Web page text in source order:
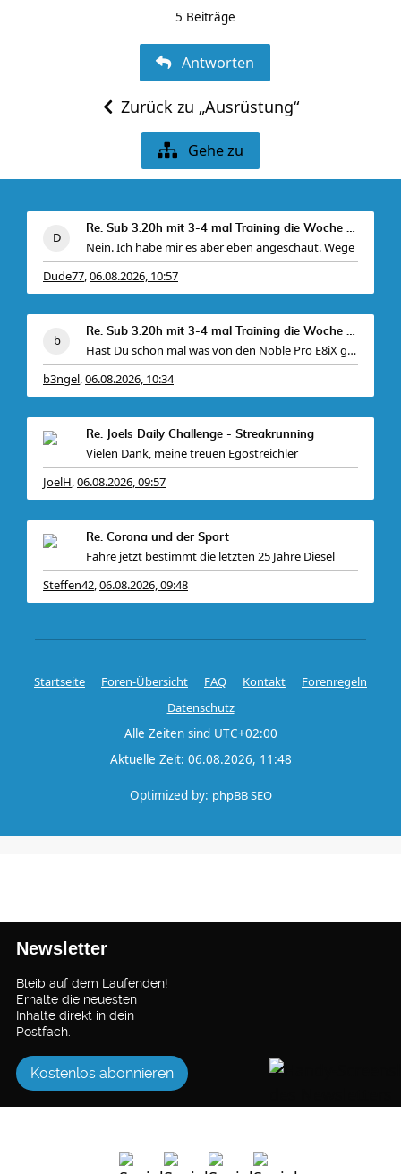
5 Beiträge
Antworten
Zurück zu „Ausrüstung“
Gehe zu
Re: Sub 3:20h mit 3-4 mal Training die Woche machb
Nein. Ich habe mir es aber eben angeschaut. Wege
Dude77,06.08.2026, 10:57
Re: Sub 3:20h mit 3-4 mal Training die Woche machb
Hast Du schon mal was von den Noble Pro E8iX gehö
b3ngel,06.08.2026, 10:34
Re: Joels Daily Challenge - Streakrunning
Vielen Dank, meine treuen Egostreichler
JoelH,06.08.2026, 09:57
Re: Corona und der Sport
Fahre jetzt bestimmt die letzten 25 Jahre Diesel
Steffen42,06.08.2026, 09:48
Startseite Foren-Übersicht FAQ Kontakt
Forenregeln
Datenschutz
Alle Zeiten sind UTC+02:00
Aktuelle Zeit: 06.08.2026, 11:48
Optimized by: phpBB SEO
Newsletter
Bleib auf dem Laufenden!
Erhalte die neuesten
Inhalte direkt in dein
Postfach.
Kostenlos abonnieren